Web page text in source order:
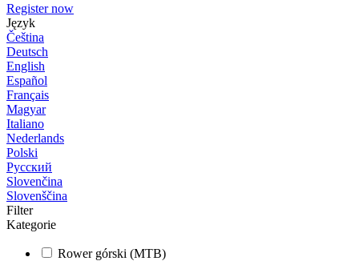
Register now
Język
Čeština
Deutsch
English
Español
Français
Magyar
Italiano
Nederlands
Polski
Русский
Slovenčina
Slovenščina
Filter
Kategorie
Rower górski (MTB)